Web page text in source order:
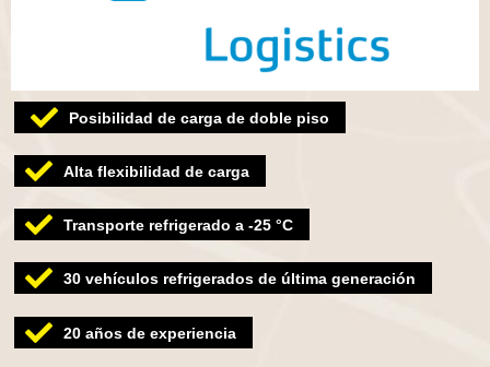
Posibilidad de carga de doble piso
Alta flexibilidad de carga
Transporte refrigerado a -25 °C
30 vehículos refrigerados de última generación
20 años de experiencia